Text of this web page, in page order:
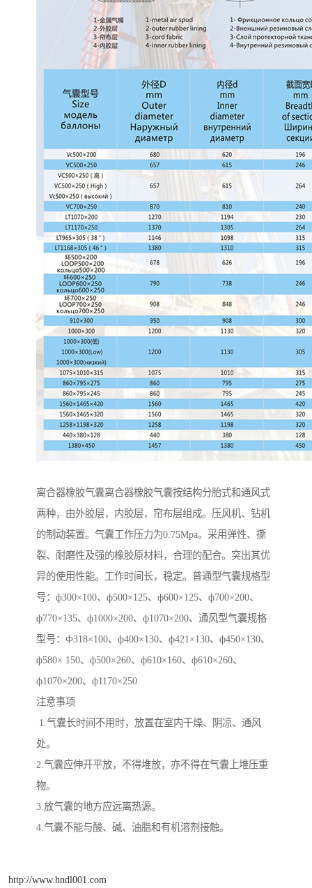
离合器橡胶气囊离合器橡胶气囊按结构分胎式和通风式
两种，由外胶层，内胶层，帘布层组成。压风机、钻机
的制动装置。气囊工作压力为0.75Mpa。采用弹性、撕
裂、耐磨性及强的橡胶原材料，合理的配合。突出其优
异的使用性能。工作时间长，稳定。普通型气囊规格型
号：ф300×100、ф500×125、ф600×125、ф700×200、
ф770×135、ф1000×200、ф1070×200、通风型气囊规格
型号：Ф318×100、ф400×130、ф421×130、ф450×130、
ф580× 150、ф500×260、ф610×160、ф610×260、
ф1070×200、ф1170×250
注意事项
1.气囊长时间不用时，放置在室内干燥、阴凉、通风
处。
2.气囊应伸开平放，不得堆放，亦不得在气囊上堆压重
物。
3.放气囊的地方应远离热源。
4.气囊不能与酸、碱、油脂和有机溶剂接触。
http://www.hndl001.com